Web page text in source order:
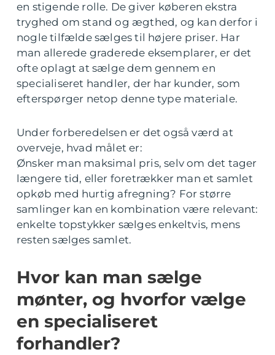
en stigende rolle. De giver køberen ekstra
tryghed om stand og ægthed, og kan derfor i
nogle tilfælde sælges til højere priser. Har
man allerede graderede eksemplarer, er det
ofte oplagt at sælge dem gennem en
specialiseret handler, der har kunder, som
efterspørger netop denne type materiale.
Under forberedelsen er det også værd at
overveje, hvad målet er:
Ønsker man maksimal pris, selv om det tager
længere tid, eller foretrækker man et samlet
opkøb med hurtig afregning? For større
samlinger kan en kombination være relevant:
enkelte topstykker sælges enkeltvis, mens
resten sælges samlet.
Hvor kan man sælge
mønter, og hvorfor vælge
en specialiseret
forhandler?